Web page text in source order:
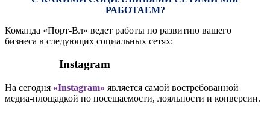
РАБОТАЕМ?
Команда «Порт-Вл» ведет работы по развитию вашего
бизнеса в следующих социальных сетях:
Instagram
На сегодня «Instagram» является самой востребованной
медиа-площадкой по посещаемости, лояльности и конверсии.